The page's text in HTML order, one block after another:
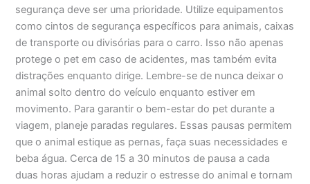
segurança deve ser uma prioridade. Utilize equipamentos
como cintos de segurança específicos para animais, caixas
de transporte ou divisórias para o carro. Isso não apenas
protege o pet em caso de acidentes, mas também evita
distrações enquanto dirige. Lembre-se de nunca deixar o
animal solto dentro do veículo enquanto estiver em
movimento. Para garantir o bem-estar do pet durante a
viagem, planeje paradas regulares. Essas pausas permitem
que o animal estique as pernas, faça suas necessidades e
beba água. Cerca de 15 a 30 minutos de pausa a cada
duas horas ajudam a reduzir o estresse do animal e tornam